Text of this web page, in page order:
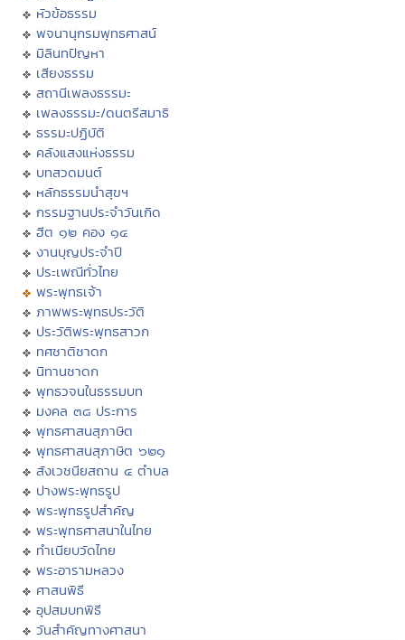
หัวข้อธรรม
พจนานุกรมพุทธศาสน์
มิลินทปัญหา
เสียงธรรม
สถานีเพลงธรรมะ
เพลงธรรมะ/ดนตรีสมาธิ
ธรรมะปฏิบัติ
คลังแสงแห่งธรรม
บทสวดมนต์
หลักธรรมนำสุขฯ
กรรมฐานประจำวันเกิด
ฮีต ๑๒ คอง ๑๔
งานบุญประจำปี
ประเพณีทั่วไทย
พระพุทธเจ้า
ภาพพระพุทธประวัติ
ประวัติพระพุทธสาวก
ทศชาติชาดก
นิทานชาดก
พุทธวจนในธรรมบท
มงคล ๓๘ ประการ
พุทธศาสนสุภาษิต
พุทธศาสนสุภาษิต ๖๒๑
สังเวชนียสถาน ๔ ตำบล
ปางพระพุทธรูป
พระพุทธรูปสำคัญ
พระพุทธศาสนาในไทย
ทำเนียบวัดไทย
พระอารามหลวง
ศาสนพิธี
อุปสมบทพิธี
วันสำคัญทางศาสนา